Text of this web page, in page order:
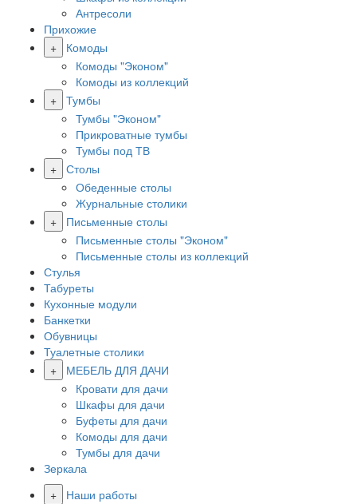
Антресоли
Прихожие
+
Комоды
Комоды "Эконом"
Комоды из коллекций
+ Тумбы
Тумбы "Эконом"
Прикроватные тумбы
Тумбы под ТВ
+ Столы
Обеденные столы
Журнальные столики
+
Письменные столы
Письменные столы "Эконом"
Письменные столы из коллекций
Стулья
Табуреты
Кухонные модули
Банкетки
Обувницы
Туалетные столики
+
МЕБЕЛЬ ДЛЯ ДАЧИ
Кровати для дачи
Шкафы для дачи
Буфеты для дачи
Комоды для дачи
Тумбы для дачи
Зеркала
+
Наши работы